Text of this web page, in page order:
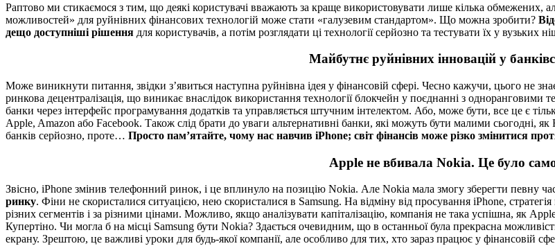
Раптово ми стикаємося з тим, що деякі користувачі вважають за краще використовувати лише кілька
можливостей» для руйнівних фінансових технологій може стати «галузевим стандартом». Що можна зробити?
дещо доступніші рішення для користувачів, а потім розглядати ці технології серйозно та тестувати їх у
Майбутнє руйнівних інновацій у
Може виникнути питання, звідки з’явиться наступна руйнівна ідея у фінансовій сфері. Чесно кажучи, цього не
ринкова децентралізація, що виникає внаслідок використання технології блокчейн у поєднанні з одноранговими
банки через інтерфейс програмування додатків та управляється штучним інтелектом. Або, може бути, все це є
Apple, Amazon або Facebook. Також слід брати до уваги альтернативні банки, які можуть бути малими сьогодні, як
банків серйозно, проте… Просто пам’ятайте, чому нас навчив iPhone; світ фінансів може різко змінитися
Apple не вбивала Nokia. Це було
Звісно, iPhone змінив телефонний ринок, і це вплинуло на позицію Nokia. Але Nokia мала змогу зберегти певну
ринку. Фіни не скористалися ситуацією, нею скористалися в Samsung. На відміну від просування iPhone,
різних сегментів і за різними цінами. Можливо, якщо аналізувати капіталізацію, компанія не така успішна, як
Купертіно. Чи могла б на місці Samsung бути Nokia? Здається очевидним, що в останньої була прекрасна
екрану. Зрештою, це важливі уроки для будь-якої компанії, але особливо для тих, хто зараз працює у фінансовій